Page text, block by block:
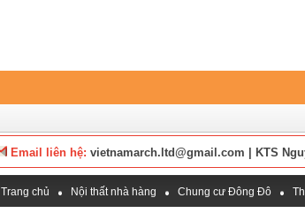
Email liên hệ: vietnamarch.ltd@gmail.com | KTS
Trang chủ Nội thất nhà hàng Chung cư Đông Đô